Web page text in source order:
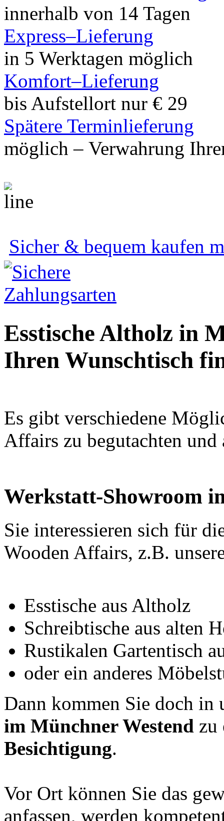
innerhalb von 14 Tagen
Express–Lieferung
in 5 Werktagen möglich
Komfort–Lieferung
bis Aufstellort nur € 29
Spätere Terminlieferung
möglich – Verwahrung
Sicher & bequem kaufen
Esstische Altholz in
Ihren Wunschtisch
Es gibt verschiedene
Affairs zu begutachten
Werkstatt-Showroom
Sie interessieren sich für
Wooden Affairs, z.B.
Esstische aus Altholz
Schreibtische aus alten
Rustikalen Gartentisch
oder ein anderes
Dann kommen Sie doch in
im Münchner Westend zu
Besichtigung.
Vor Ort können Sie das
anfassen, werden